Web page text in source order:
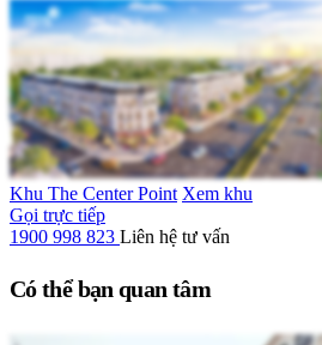
Khu The Center Point Xem khu
Gọi trực tiếp
1900 998 823 Liên hệ tư vấn
Có thể bạn quan tâm